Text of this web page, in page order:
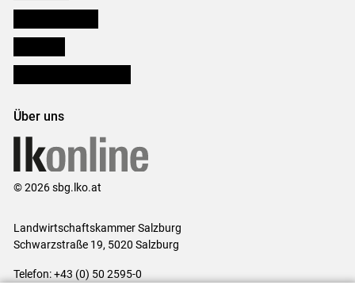
Über uns
© 2026 sbg.lko.at
Landwirtschaftskammer Salzburg
Schwarzstraße 19, 5020 Salzburg
Telefon: +43 (0) 50 2595-0